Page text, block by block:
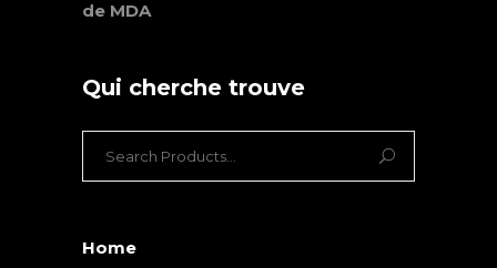
de MDA
Qui cherche trouve
Home